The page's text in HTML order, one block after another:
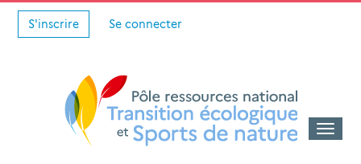
S'inscrire Se connecter
Toggle